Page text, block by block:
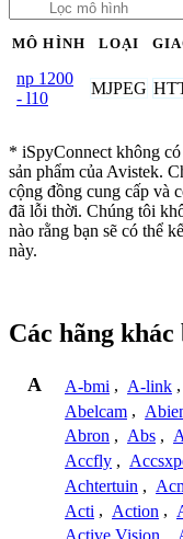
MÔ HÌNH LOẠI
np 1200
- l10
MJPEG
* iSpyConnect không
sản phẩm của Avistek.
cộng đồng cung cấp và
đã lỗi thời. Chúng tôi
nào rằng bạn sẽ có thể
này.
Các hãng
A A-bmi , A-link ,
Abelcam ,
Abron , Abs ,
Accfly ,
Achtertuin ,
Acti , Action ,